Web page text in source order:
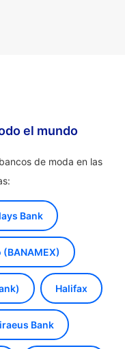
el mundo
de moda en las
Bank
Halifax
Bank